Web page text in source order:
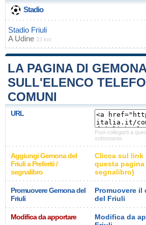
Stadio
Stadio Friuli
A Udine 23 km
LA PAGINA DI
SULL'ELENCO
COMUNI
URL
Puoi collegarti a
sottostante.
Aggiungi Gemona del
Friuli a Preferiti /
segnalibro
Clicca sul link
questa
segnalibro)
Promuovere Gemona del
Friuli
Promuovere il
del Friuli
Modifica da apportare
Modifica da